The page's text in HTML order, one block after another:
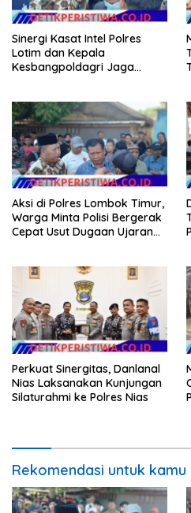
Sinergi Kasat Intel Polres
Lotim dan Kepala
Kesbangpoldagri Jaga
Aksi di Polres Lombok Timur,
Warga Minta Polisi Bergerak
Cepat Usut Dugaan Ujaran
Perkuat Sinergitas, Danlanal
Nias Laksanakan Kunjungan
Silaturahmi ke Polres Nias
Rekomendasi untuk kamu